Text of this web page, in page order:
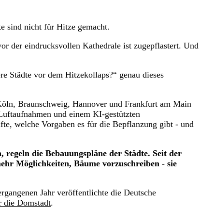
sind nicht für Hitze gemacht.
der eindrucksvollen Kathedrale ist zugepflastert. Und
Städte vor dem Hitzekollaps?“ genau dieses
Braunschweig, Hannover und Frankfurt am Main
und einem KI-gestützten
welche Vorgaben es für die Bepflanzung gibt - und
die Bebauungspläne der Städte. Seit der
Möglichkeiten, Bäume vorzuschreiben - sie
Jahr veröffentlichte die Deutsche
die Domstadt.